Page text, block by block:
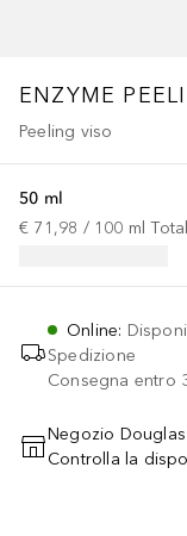
ENZYME
Peeling viso
50 ml
€ 71,98 / 100 ml
Online:
Spedizione
Consegna entro
Negozio Douglas
Controlla la